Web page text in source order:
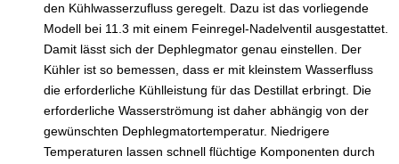
den Kühlwasserzufluss geregelt. Dazu ist das vorliegende
Modell bei 11.3 mit einem Feinregel-Nadelventil ausgestattet.
Damit lässt sich der Dephlegmator genau einstellen. Der
Kühler ist so bemessen, dass er mit kleinstem Wasserfluss
die erforderliche Kühlleistung für das Destillat erbringt. Die
erforderliche Wasserströmung ist daher abhängig von der
gewünschten Dephlegmatortemperatur. Niedrigere
Temperaturen lassen schnell flüchtige Komponenten durch